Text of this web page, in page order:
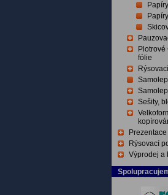
fólie
Sešity,
Prezentace
Rýsovací
Výprodej a